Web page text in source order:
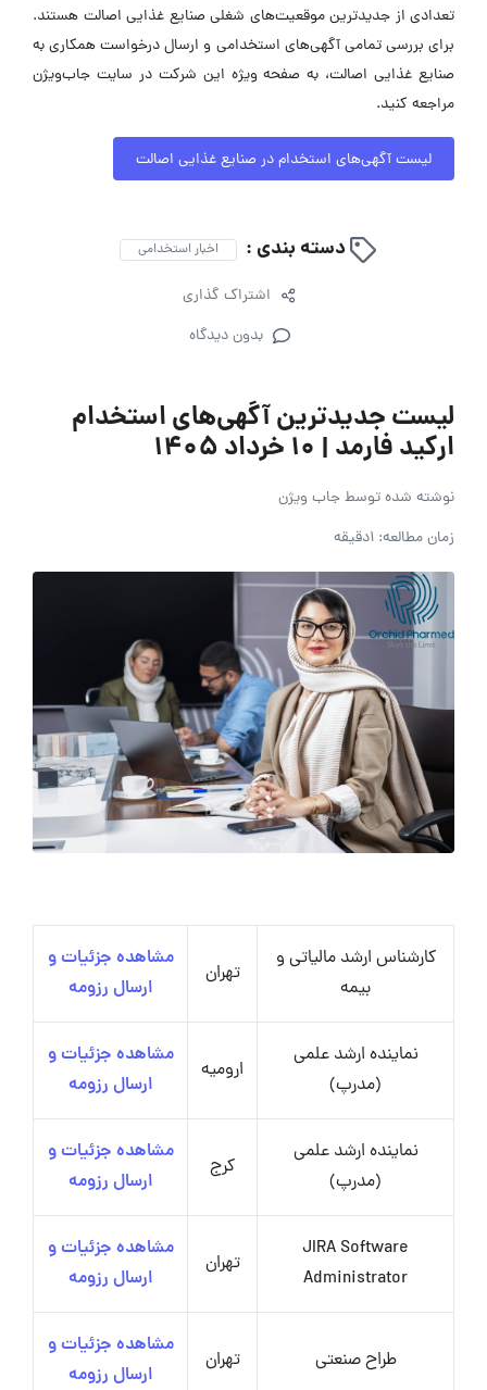
تعدادی از جدیدترین موقعیت‌های شغلی صنایع غذایی اصالت هستند.
برای بررسی تمامی آگهی‌های استخدامی و ارسال درخواست همکاری به
صنایع غذایی اصالت، به صفحه ویژه این شرکت در سایت جاب‌ویژن
مراجعه کنید.
لیست آگهی‌های استخدام در صنایع غذایی اصالت
دسته بندی : اخبار استخدامی
اشتراک گذاری
بدون دیدگاه
لیست جدیدترین آگهی‌های استخدام
ارکید فارمد | ۱۰ خرداد ۱۴۰۵
نوشته شده توسطجاب ویژن
زمان مطالعه: 1دقیقه
کارشناس ارشد مالیاتی و
بیمه
تهران
مشاهده جزئیات و
ارسال رزومه
نماینده ارشد علمی
(مدرپ)
ارومیه
مشاهده جزئیات و
ارسال رزومه
نماینده ارشد علمی
(مدرپ)
کرج
مشاهده جزئیات و
ارسال رزومه
JIRA Software
Administrator
تهران
مشاهده جزئیات و
ارسال رزومه
طراح صنعتی تهران
مشاهده جزئیات و
ارسال رزومه